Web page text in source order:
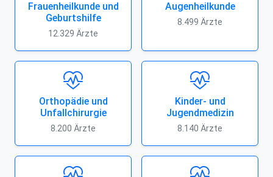
Frauenheilkunde und
Geburtshilfe
12.329 Ärzte
Augenheilkunde
8.499 Ärzte
Orthopädie und
Unfallchirurgie
8.200 Ärzte
Kinder- und
Jugendmedizin
8.140 Ärzte